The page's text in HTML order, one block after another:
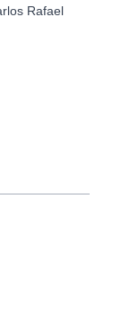
Rafael